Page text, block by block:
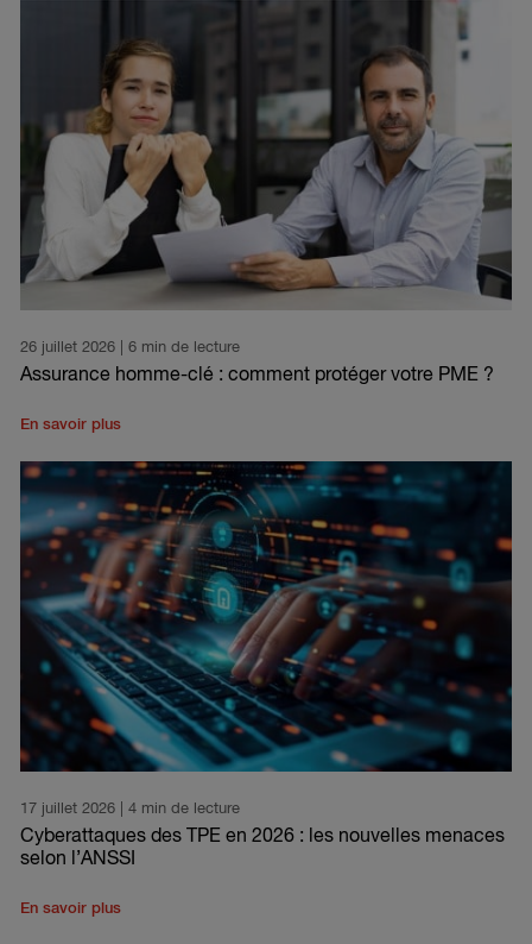
26 juillet 2026 | 6 min de lecture
Assurance homme-clé : comment protéger votre PME ?
En savoir plus
17 juillet 2026 | 4 min de lecture
Cyberattaques des TPE en 2026 : les nouvelles menaces
selon l’ANSSI
En savoir plus